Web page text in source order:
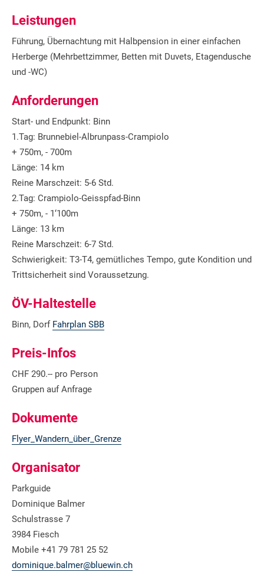
Leistungen
Führung, Übernachtung mit Halbpension in einer einfachen
Herberge (Mehrbettzimmer, Betten mit Duvets, Etagendusche
und -WC)
Anforderungen
Start- und Endpunkt: Binn
1.Tag: Brunnebiel-Albrunpass-Crampiolo
+ 750m, - 700m
Länge: 14 km
Reine Marschzeit: 5-6 Std.
2.Tag: Crampiolo-Geisspfad-Binn
+ 750m, - 1‘100m
Länge: 13 km
Reine Marschzeit: 6-7 Std.
Schwierigkeit: T3-T4, gemütliches Tempo, gute Kondition und
Trittsicherheit sind Voraussetzung.
ÖV-Haltestelle
Binn, Dorf Fahrplan SBB
Preis-Infos
CHF 290.-- pro Person
Gruppen auf Anfrage
Dokumente
Flyer_Wandern_über_Grenze
Organisator
Parkguide
Dominique Balmer
Schulstrasse 7
3984 Fiesch
Mobile +41 79 781 25 52
dominique.balmer@bluewin.ch